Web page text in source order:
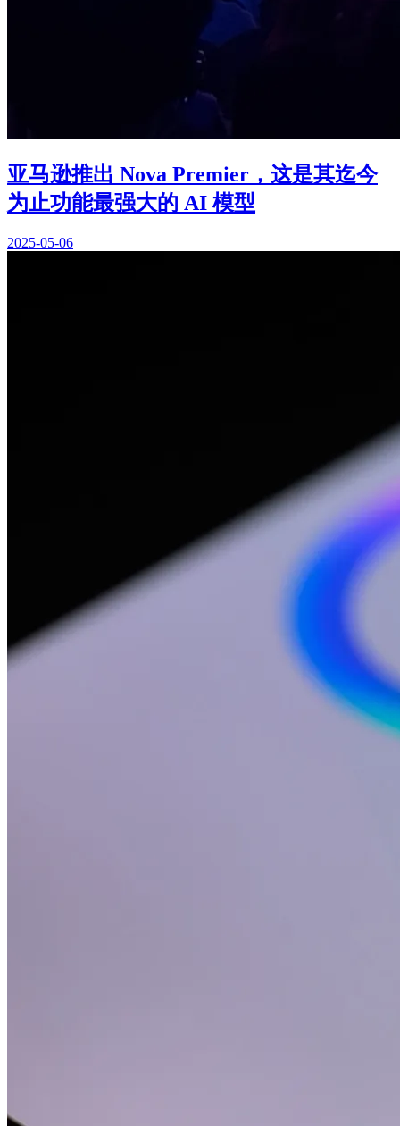
亚马逊推出 Nova Premier，这是其迄今
为止功能最强大的 AI 模型
2025-05-06